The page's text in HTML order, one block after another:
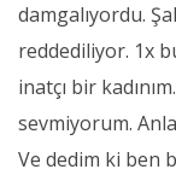
damgalıyordu.
reddediliyor. 1x
inatçı bir
sevmiyorum.
Ve dedim ki ben